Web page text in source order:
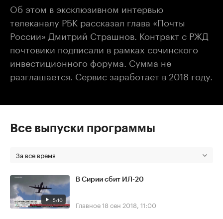
Об этом в эксклюзивном интервью
телеканалу РБК рассказал глава «Почты
России» Дмитрий Страшнов. Контракт с РЖД
почтовики подписали в рамках сочинского
инвестиционного форума. Сумма не
разглашается. Сервис заработает в 2018 году.
Все выпуски программы
За все время
5:10
В Сирии сбит ИЛ-20
Главное18 сен 2018, 11:00